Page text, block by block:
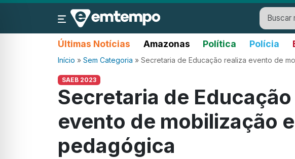
Últimas Notícias Amazonas Política Polícia
Início » Sem Categoria » Secretaria de Educação realiza evento de
SAEB 2023
Secretaria de
evento de mobilização
pedagógica